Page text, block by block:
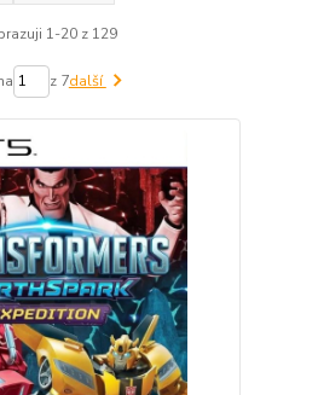
1-20 z 129
z 7další